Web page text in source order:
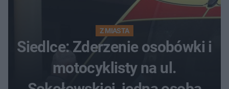
Z MIASTA
Siedlce: Zderzenie osobówki i
motocyklisty na ul.